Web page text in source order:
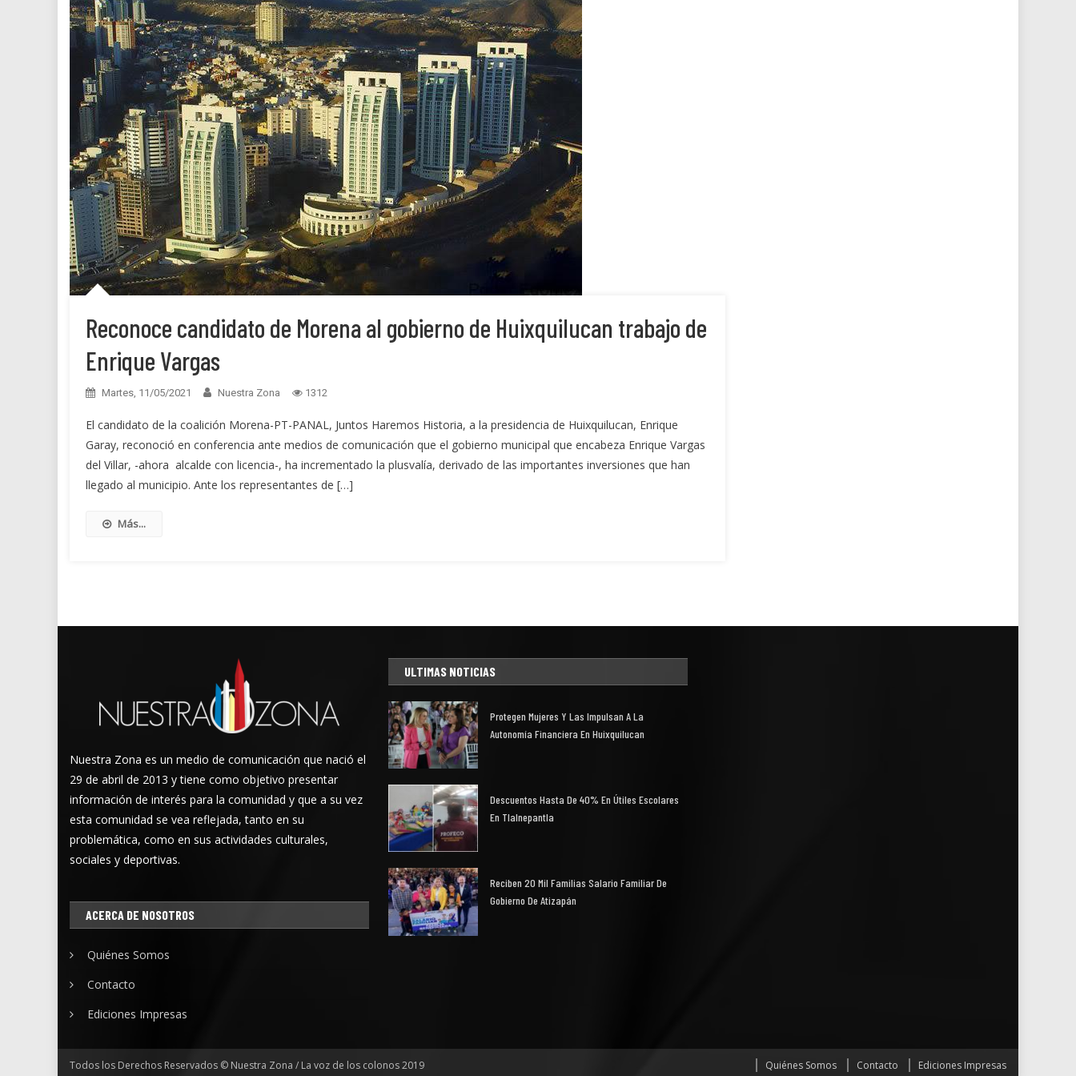
Reconoce candidato de Morena al gobierno de Huixquilucan trabajo de
Enrique Vargas
Martes, 11/05/2021 Nuestra Zona 1312
El candidato de la coalición Morena-PT-PANAL, Juntos Haremos Historia, a la presidencia de Huixquilucan, Enrique
Garay, reconoció en conferencia ante medios de comunicación que el gobierno municipal que encabeza Enrique Vargas
del Villar, -ahora alcalde con licencia-, ha incrementado la plusvalía, derivado de las importantes inversiones que han
llegado al municipio. Ante los representantes de […]
Más...
Nuestra Zona es un medio de comunicación que nació el
29 de abril de 2013 y tiene como objetivo presentar
información de interés para la comunidad y que a su vez
esta comunidad se vea reflejada, tanto en su
problemática, como en sus actividades culturales,
sociales y deportivas.
ACERCA DE NOSOTROS
Quiénes Somos
Contacto
Ediciones Impresas
ULTIMAS NOTICIAS
Protegen Mujeres Y Las Impulsan A La
Autonomía Financiera En Huixquilucan
Descuentos Hasta De 40% En Útiles Escolares
En Tlalnepantla
Reciben 20 Mil Familias Salario Familiar De
Gobierno De Atizapán
Todos los Derechos Reservados © Nuestra Zona / La voz de los colonos 2019 Quiénes Somos Contacto Ediciones Impresas